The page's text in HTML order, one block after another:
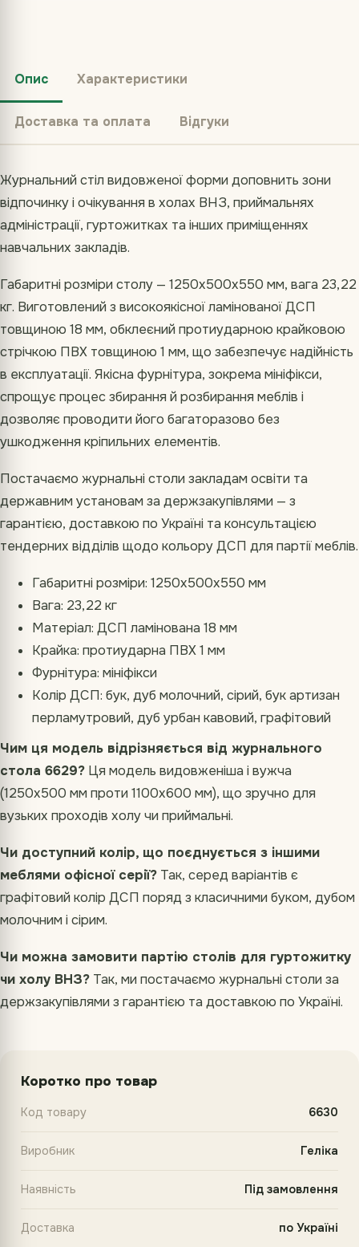
Опис Характеристики
Доставка та оплата Відгуки
Журнальний стіл видовженої форми доповнить зони
відпочинку і очікування в холах ВНЗ, приймальнях
адміністрації, гуртожитках та інших приміщеннях
навчальних закладів.
Габаритні розміри столу — 1250х500х550 мм, вага 23,22
кг. Виготовлений з високоякісної ламінованої ДСП
товщиною 18 мм, обклеєний протиударною крайковою
стрічкою ПВХ товщиною 1 мм, що забезпечує надійність
в експлуатації. Якісна фурнітура, зокрема мініфікси,
спрощує процес збирання й розбирання меблів і
дозволяє проводити його багаторазово без
ушкодження кріпильних елементів.
Постачаємо журнальні столи закладам освіти та
державним установам за держзакупівлями — з
гарантією, доставкою по Україні та консультацією
тендерних відділів щодо кольору ДСП для партії меблів.
Габаритні розміри: 1250х500х550 мм
Вага: 23,22 кг
Матеріал: ДСП ламінована 18 мм
Крайка: протиударна ПВХ 1 мм
Фурнітура: мініфікси
Колір ДСП: бук, дуб молочний, сірий, бук артизан
перламутровий, дуб урбан кавовий, графітовий
Чим ця модель відрізняється від журнального
стола 6629? Ця модель видовженіша і вужча
(1250х500 мм проти 1100х600 мм), що зручно для
вузьких проходів холу чи приймальні.
Чи доступний колір, що поєднується з іншими
меблями офісної серії? Так, серед варіантів є
графітовий колір ДСП поряд з класичними буком, дубом
молочним і сірим.
Чи можна замовити партію столів для гуртожитку
чи холу ВНЗ? Так, ми постачаємо журнальні столи за
держзакупівлями з гарантією та доставкою по Україні.
Коротко про товар
Код товару 6630
Виробник Геліка
Наявність Під замовлення
Доставка по Україні